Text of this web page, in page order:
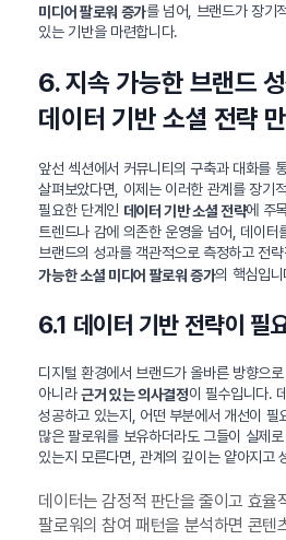
미디어 팔로워 증가를 넘어, 브랜드가 장기
있는 기반을 마련합니다.
6. 지속 가능한 브랜드
데이터 기반 소셜 전략
앞선 섹션에서 커뮤니티의 구축과 대화를
살펴보았다면, 이제는 이러한 관계를 장기
필요한 단계인 데이터 기반 소셜 전략에 주
트렌드나 감에 의존한 운영을 넘어, 데이터
브랜드의 성과를 객관적으로 측정하고 전
가능한 소셜 미디어 팔로워 증가의 핵심입니
6.1 데이터 기반 전략이 필
디지털 환경에서 브랜드가 올바른 방향으
아니라근거 있는 의사결정이 필수입니다.
성공하고 있는지, 어떤 부분에서 개선이 필
많은 팔로워를 보유하더라도 그들이 실제
있는지 모른다면, 관계의 깊이는 얕아지고
데이터는 감정적 판단을 줄이고 효율
팔로워의 참여 패턴을 분석하면 콘텐